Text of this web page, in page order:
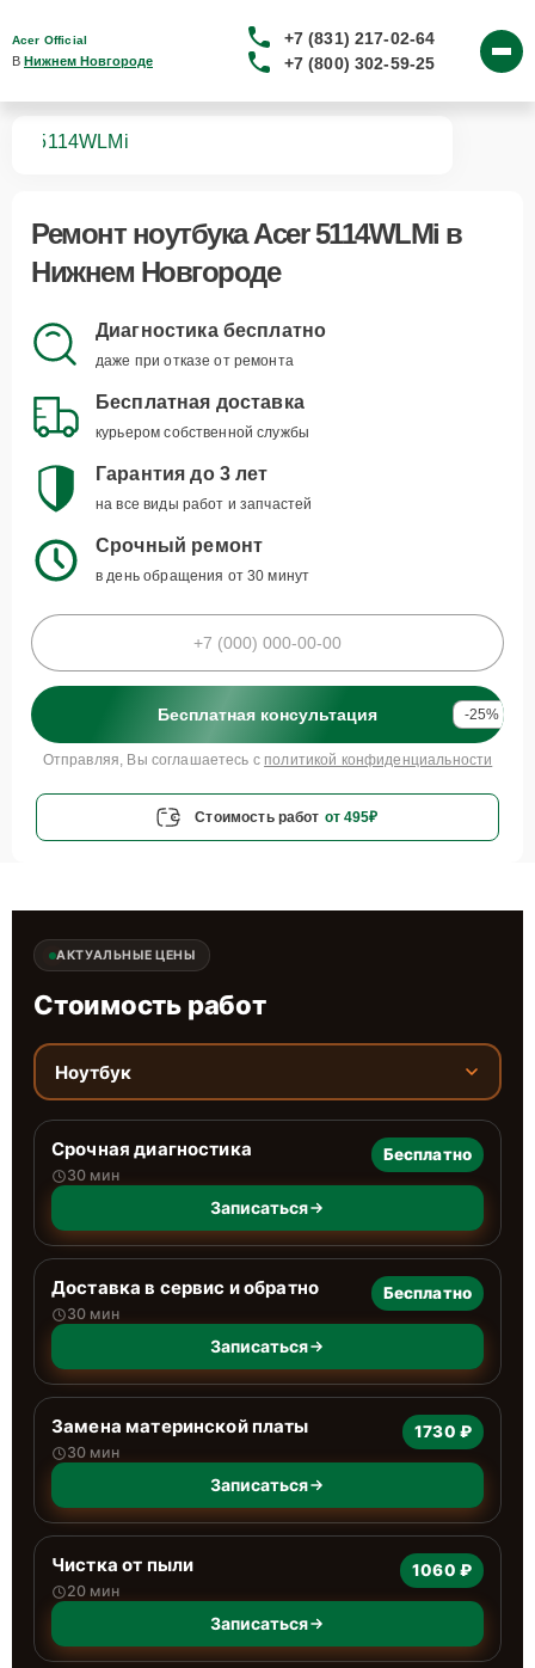
Acer Official
В Нижнем Новгороде
+7 (831) 217-02-64
+7 (800) 302-59-25
5114WLMi
Ремонт ноутбука Acer 5114WLMi в
Нижнем Новгороде
Диагностика бесплатно
даже при отказе от ремонта
Бесплатная доставка
курьером собственной службы
Гарантия до 3 лет
на все виды работ и запчастей
Срочный ремонт
в день обращения от 30 минут
Бесплатная консультация -25%
Отправляя, Вы соглашаетесь с политикой конфиденциальности
Стоимость работ от 495₽
АКТУАЛЬНЫЕ ЦЕНЫ
Стоимость работ
Ноутбук
Срочная диагностика
30 мин
Бесплатно
Записаться
Доставка в сервис и обратно
30 мин
Бесплатно
Записаться
Замена материнской платы
30 мин
1730 ₽
Записаться
Чистка от пыли
20 мин
1060 ₽
Записаться